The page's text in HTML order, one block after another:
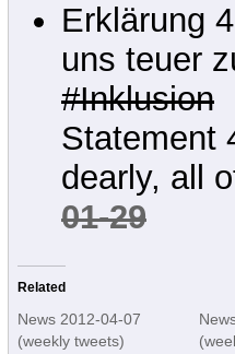
Erklärung
uns teuer
#Inklusion
Statement
dearly, all
01-29
Related
News 2012-04-07
(weekly tweets)